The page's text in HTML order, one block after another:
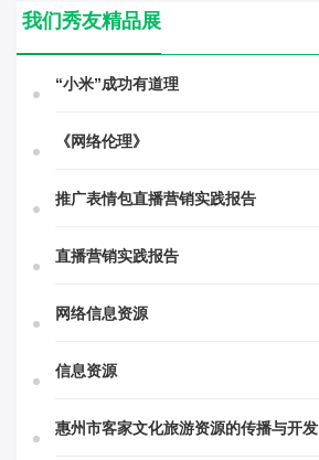
我们秀友精品展
“小米”成功有道理
《网络伦理》
推广表情包直播营销实践报告
直播营销实践报告
网络信息资源
信息资源
惠州市客家文化旅游资源的传播与开发